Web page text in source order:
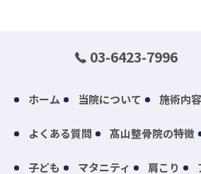
03-6423-7996
ホーム 当院について 施術内
よくある質問 髙山整骨院の特徴
子ども マタニティ 肩こり